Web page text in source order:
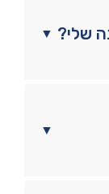
▼ שלי?
▼